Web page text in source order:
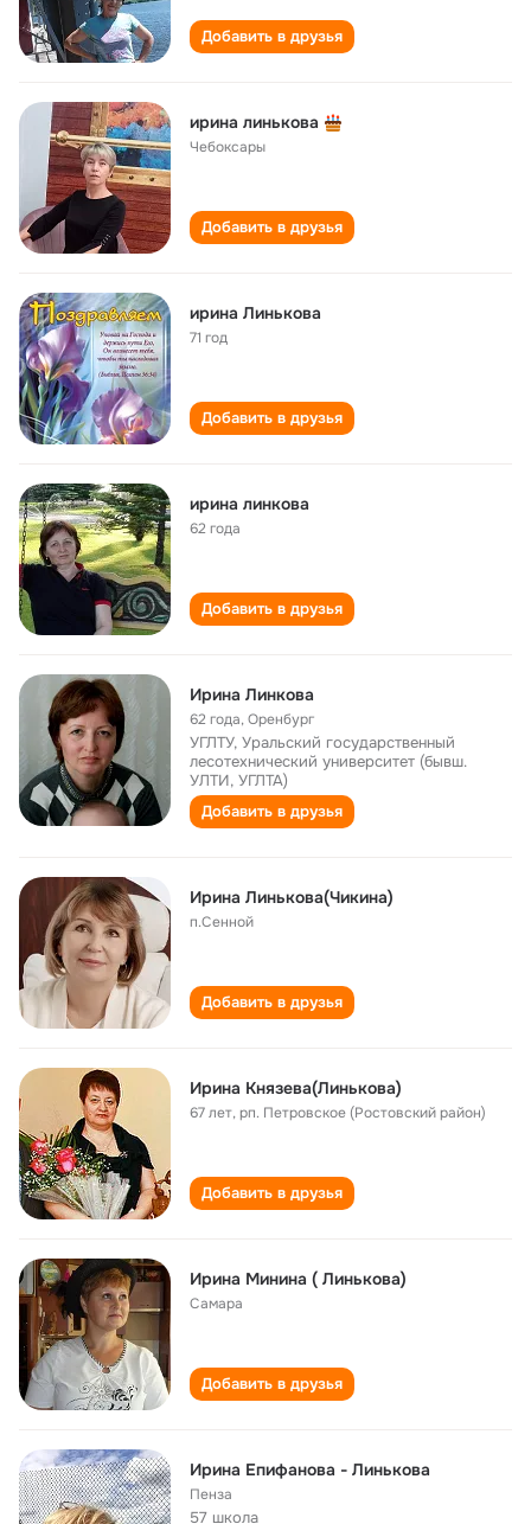
Добавить в друзья
ирина линькова
Чебоксары
Добавить в друзья
ирина Линькова
71 год
Добавить в друзья
ирина линкова
62 года
Добавить в друзья
Ирина Линкова
62 года,Оренбург
УГЛТУ, Уральский государственный
лесотехнический университет (бывш.
УЛТИ, УГЛТА)
Добавить в друзья
Ирина Линькова(Чикина)
п.Сенной
Добавить в друзья
Ирина Князева(Линькова)
67 лет,рп. Петровское (Ростовский район)
Добавить в друзья
Ирина Минина ( Линькова)
Самара
Добавить в друзья
Ирина Епифанова - Линькова
Пенза
57 школа